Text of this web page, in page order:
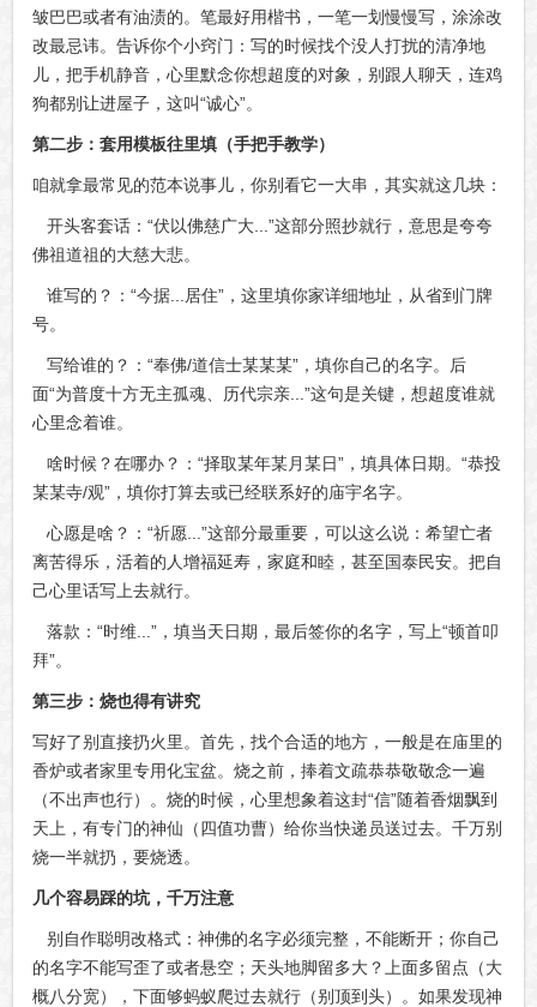
皱巴巴或者有油渍的。笔最好用楷书，一笔一划慢慢写，涂涂改
改最忌讳。告诉你个小窍门：写的时候找个没人打扰的清净地
儿，把手机静音，心里默念你想超度的对象，别跟人聊天，连鸡
狗都别让进屋子，这叫“诚心”。
第二步：套用模板往里填（手把手教学）
咱就拿最常见的范本说事儿，你别看它一大串，其实就这几块：
开头客套话：“伏以佛慈广大...”这部分照抄就行，意思是夸夸
佛祖道祖的大慈大悲。
谁写的？：“今据...居住”，这里填你家详细地址，从省到门牌
号。
写给谁的？：“奉佛/道信士某某某”，填你自己的名字。后
面“为普度十方无主孤魂、历代宗亲...”这句是关键，想超度谁就
心里念着谁。
啥时候？在哪办？：“择取某年某月某日”，填具体日期。“恭投
某某寺/观”，填你打算去或已经联系好的庙宇名字。
心愿是啥？：“祈愿...”这部分最重要，可以这么说：希望亡者
离苦得乐，活着的人增福延寿，家庭和睦，甚至国泰民安。把自
己心里话写上去就行。
落款：“时维...”，填当天日期，最后签你的名字，写上“顿首叩
拜”。
第三步：烧也得有讲究
写好了别直接扔火里。首先，找个合适的地方，一般是在庙里的
香炉或者家里专用化宝盆。烧之前，捧着文疏恭恭敬敬念一遍
（不出声也行）。烧的时候，心里想象着这封“信”随着香烟飘到
天上，有专门的神仙（四值功曹）给你当快递员送过去。千万别
烧一半就扔，要烧透。
几个容易踩的坑，千万注意
别自作聪明改格式：神佛的名字必须完整，不能断开；你自己
的名字不能写歪了或者悬空；天头地脚留多大？上面多留点（大
概八分宽），下面够蚂蚁爬过去就行（别顶到头）。如果发现神